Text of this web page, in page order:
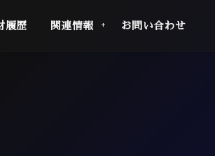
履歴 関連情報 お問い合わせ